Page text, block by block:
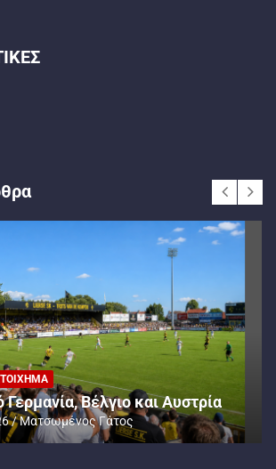
Γερμανία, Βέλγιο και Αυστρία
Ματσωμένος Γάτος